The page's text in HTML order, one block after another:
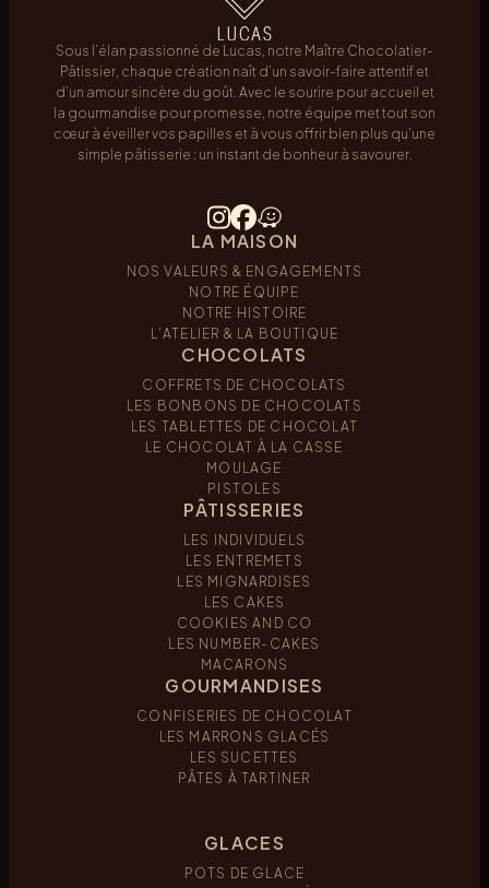
Sous l’élan passionné de Lucas, notre Maître Chocolatier-
Pâtissier, chaque création naît d’un savoir-faire attentif et
d’un amour sincère du goût. Avec le sourire pour accueil et
la gourmandise pour promesse, notre équipe met tout son
cœur à éveiller vos papilles et à vous offrir bien plus qu’une
simple pâtisserie : un instant de bonheur à savourer.
LA MAISON
NOS VALEURS & ENGAGEMENTS
NOTRE ÉQUIPE
NOTRE HISTOIRE
L’ATELIER & LA BOUTIQUE
CHOCOLATS
COFFRETS DE CHOCOLATS
LES BONBONS DE CHOCOLATS
LES TABLETTES DE CHOCOLAT
LE CHOCOLAT À LA CASSE
MOULAGE
PISTOLES
PÂTISSERIES
LES INDIVIDUELS
LES ENTREMETS
LES MIGNARDISES
LES CAKES
COOKIES AND CO
LES NUMBER-CAKES
MACARONS
GOURMANDISES
CONFISERIES DE CHOCOLAT
LES MARRONS GLACÉS
LES SUCETTES
PÂTES À TARTINER
GLACES
POTS DE GLACE